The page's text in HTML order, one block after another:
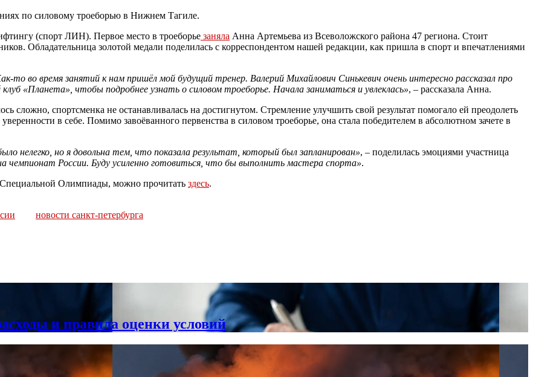
по силовому троеборью в Нижнем Тагиле.
(спорт ЛИН). Первое место в троеборье заняла Анна Артемьева из Всеволожского района 47 региона. Стоит
Обладательница золотой медали поделилась с корреспондентом нашей редакции, как пришла в спорт и впечатлениями
то во время занятий к нам пришёл мой будущий тренер. Валерий Михайлович Синькевич очень интересно рассказал про
«Планета», чтобы подробнее узнать о силовом троеборье. Начала заниматься и увлеклась», – рассказала Анна.
сложно, спортсменка не останавливалась на достигнутом. Стремление улучшить свой результат помогало ей преодолеть
в себе. Помимо завоёванного первенства в силовом троеборье, она стала победителем в абсолютном зачете в
нелегко, но я довольна тем, что показала результат, который был запланирован», – поделилась эмоциями участница
чемпионат России. Буду усиленно готовиться, что бы выполнить мастера спорта».
Олимпиады, можно прочитать здесь.
новости санкт-петербурга
и правила оценки условий